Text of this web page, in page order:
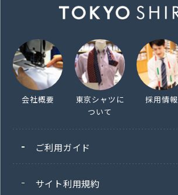
会社概要
東京シャツに
ついて
採用情報
ご利用ガイド
サイト利用規約